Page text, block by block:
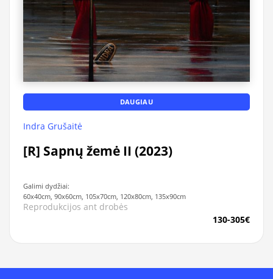
DAUGIAU
Indra Grušaitė
[R] Sapnų žemė II (2023)
Galimi dydžiai:
60x40cm, 90x60cm, 105x70cm, 120x80cm, 135x90cm
Reprodukcijos ant drobės
130-305€